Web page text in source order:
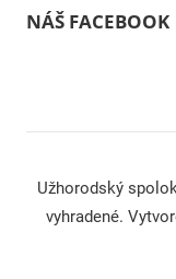
NÁŠ FACEBOOK
Užhorodský
vyhradené.